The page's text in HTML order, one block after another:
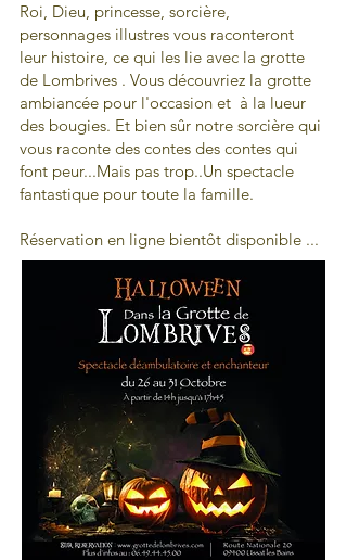
Roi, Dieu, princesse, sorcière,
personnages illustres vous raconteront
leur histoire, ce qui les lie avec la grotte
de Lombrives . Vous découvriez la grotte
ambiancée pour l'occasion et à la lueur
des bougies. Et bien sûr notre sorcière qui
vous raconte des contes des contes qui
font peur...Mais pas trop..Un spectacle
fantastique pour toute la famille.
Réservation en ligne bientôt disponible ...